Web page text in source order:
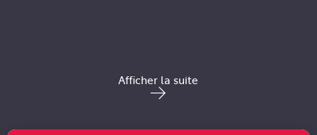
Afficher la suite